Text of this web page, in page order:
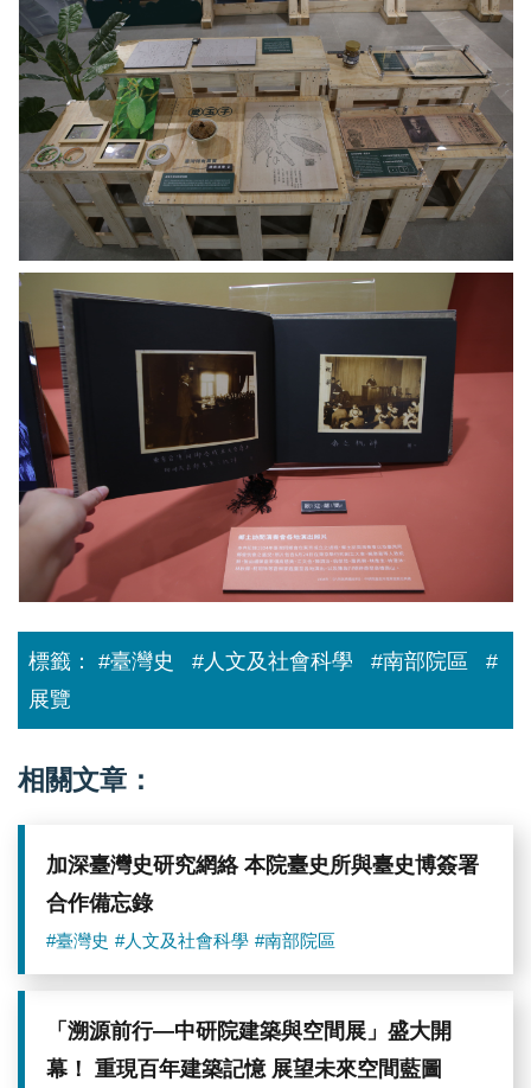
富
先
生
（右
一），
以
及
合
辦
灣
文
館
陳
盈
長
（右
四）、
國
立
史
物
館
張
隆
志
長
（左
長
崎
泰
號
文
書
提
東
華
生。。
圖
／
研
院
提
供
研
院
提
種-
愛
玉
子。
圖
／
中
研
鄉
訪
問
音
會
仿
真
相
冊
現
翻
／
中
研
院
供
標籤： #臺灣史 #人文及社會科學 #南部院區
#
展覽
相關文章：
加深臺灣史研究網絡 本院臺史所與臺史博簽署
合作備忘錄
#臺灣史 #人文及社會科學 #南部院區
「溯源前行—中研院建築與空間展」盛大開
幕！ 重現百年建築記憶 展望未來空間藍圖